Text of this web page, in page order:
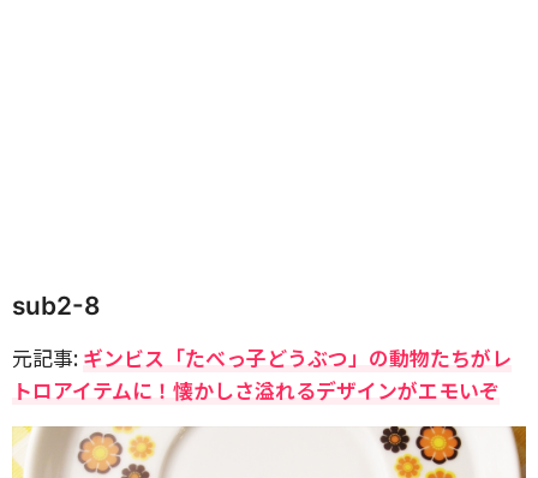
sub2-8
元記事: ギンビス「たべっ子どうぶつ」の動物たちがレ
トロアイテムに！懐かしさ溢れるデザインがエモいぞ